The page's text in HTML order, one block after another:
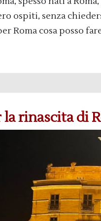
ospiti, senza
Roma cosa posso
rinascita di